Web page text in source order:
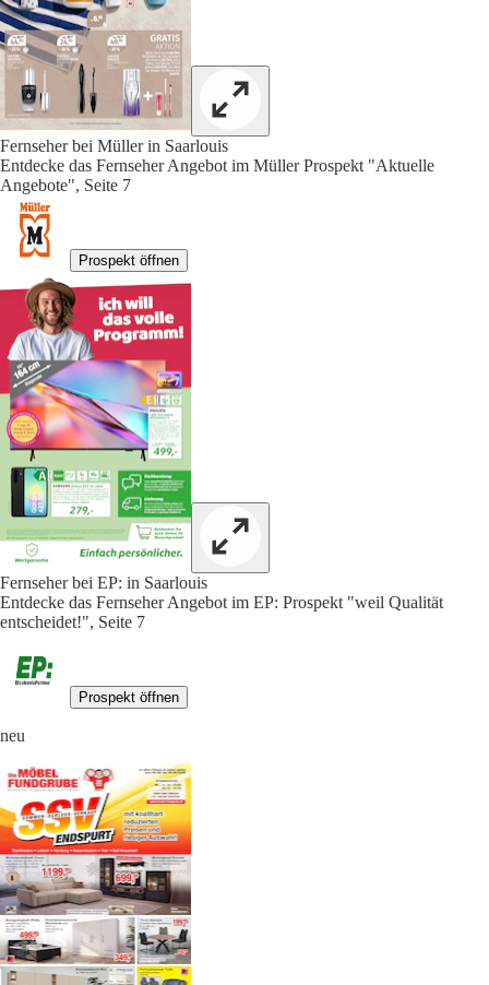
Fernseher bei Müller in Saarlouis
Entdecke das Fernseher Angebot im Müller Prospekt "Aktuelle
Angebote", Seite 7
Prospekt öffnen
Fernseher bei EP: in Saarlouis
Entdecke das Fernseher Angebot im EP: Prospekt "weil Qualität
entscheidet!", Seite 7
Prospekt öffnen
neu